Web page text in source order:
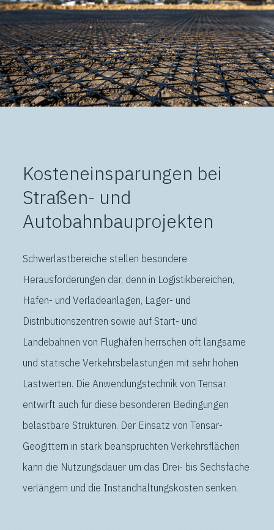
Kosteneinsparungen bei
Straßen- und
Autobahnbauprojekten
Schwerlastbereiche stellen besondere
Herausforderungen dar, denn in Logistikbereichen,
Hafen- und Verladeanlagen, Lager- und
Distributionszentren sowie auf Start- und
Landebahnen von Flughäfen herrschen oft langsame
und statische Verkehrsbelastungen mit sehr hohen
Lastwerten. Die Anwendungstechnik von Tensar
entwirft auch für diese besonderen Bedingungen
belastbare Strukturen. Der Einsatz von Tensar-
Geogittern in stark beanspruchten Verkehrsflächen
kann die Nutzungsdauer um das Drei- bis Sechsfache
verlängern und die Instandhaltungskosten senken.